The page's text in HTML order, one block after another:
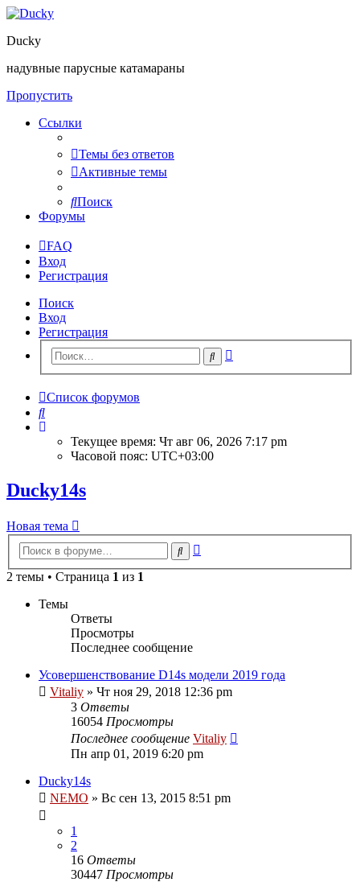
Ducky
надувные парусные катамараны
Пропустить
Ссылки
Темы без ответов
Активные темы
Поиск
Форумы
FAQ
Вход
Регистрация
Поиск
Вход
Регистрация
Поиск
Список форумов
Поиск
Текущее время: Чт авг 06, 2026 7:17 pm
Часовой пояс: UTC+03:00
Ducky14s
Новая тема
Поиск
2 темы • Страница 1 из 1
Темы
Ответы
Просмотры
Последнее сообщение
Усовершенствование D14s модели 2019 года
Vitaliy » Чт ноя 29, 2018 12:36 pm
3 Ответы
16054 Просмотры
Последнее сообщение Vitaliy
Пн апр 01, 2019 6:20 pm
Ducky14s
NEMO » Вс сен 13, 2015 8:51 pm
1
2
16 Ответы
30447 Просмотры